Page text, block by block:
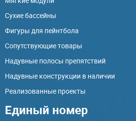
Сухие бассейны
Фигуры для пейнтбола
Сопутствующие товары
Надувные полосы препятствий
Надувные конструкции в наличии
Реализованные проекты
Единый номер